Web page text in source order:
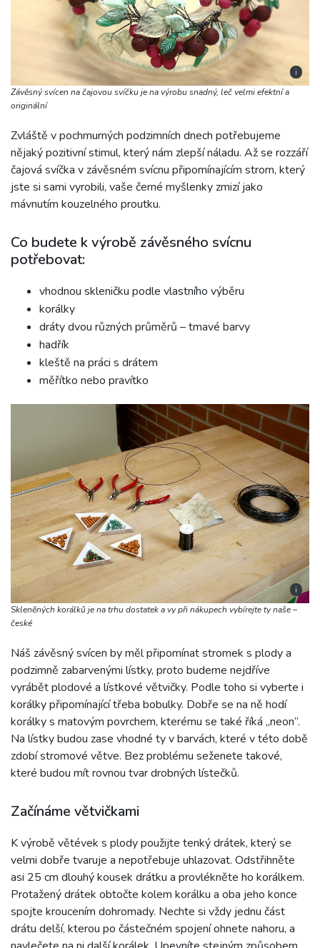
i
Závěsný svícen na čajovou svíčku je na výrobu snadný, leč velmi efektní a
originální
Zvláště v pochmurných podzimních dnech potřebujeme
nějaký pozitivní stimul, který nám zlepší náladu. Až se rozzáří
čajová svíčka v závěsném svícnu připomínajícím strom, který
jste si sami vyrobili, vaše černé myšlenky zmizí jako
mávnutím kouzelného proutku.
Co budete k výrobě závěsného svícnu
potřebovat:
vhodnou skleničku podle vlastního výběru
korálky
dráty dvou různých průměrů – tmavé barvy
hadřík
kleště na práci s drátem
měřítko nebo pravítko
i
Skleněných korálků je na trhu dostatek a vy při nákupech vybírejte ty naše –
české
Náš závěsný svícen by měl připomínat stromek s plody a
podzimně zabarvenými lístky, proto budeme nejdříve
vyrábět plodové a lístkové větvičky. Podle toho si vyberte i
korálky připomínající třeba bobulky. Dobře se na ně hodí
korálky s matovým povrchem, kterému se také říká „neon“.
Na lístky budou zase vhodné ty v barvách, které v této době
zdobí stromové větve. Bez problému seženete takové,
které budou mít rovnou tvar drobných lístečků.
Začínáme větvičkami
K výrobě větévek s plody použijte tenký drátek, který se
velmi dobře tvaruje a nepotřebuje uhlazovat. Odstřihněte
asi 25 cm dlouhý kousek drátku a provlékněte ho korálkem.
Protažený drátek obtočte kolem korálku a oba jeho konce
spojte kroucením dohromady. Nechte si vždy jednu část
drátu delší, kterou po částečném spojení ohnete nahoru, a